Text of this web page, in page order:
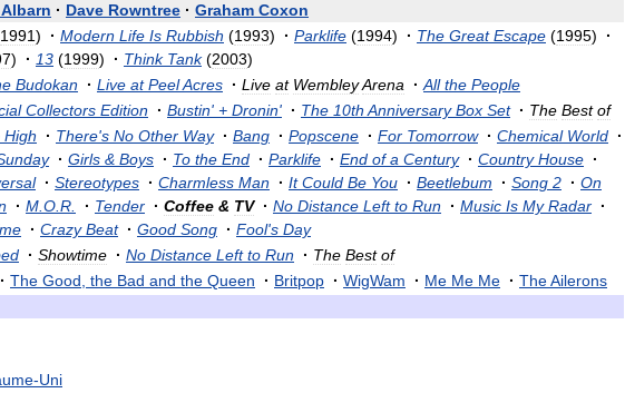
Albarn · Dave Rowntree · Graham Coxon
1991) · Modern Life Is Rubbish (1993) · Parklife (1994) · The Great Escape (1995) ·
) · 13 (1999) · Think Tank(2003)
Budokan · Live at PeelAcres · Live at WembleyArena · All the People
Collectors Edition · Bustin' + Dronin' · The 10th Anniversary Box Set · The Best of
High · There's No Other Way · Bang · Popscene · For Tomorrow · Chemical World ·
· Girls & Boys · To the End · Parklife · End of a Century · Country House ·
· Stereotypes · Charmless Man · It Could Be You · Beetlebum · Song 2 · On
· M.O.R. · Tender · Coffee & TV · No Distance Left to Run · Music Is My Radar ·
· Crazy Beat · Good Song · Fool's Day
· Showtime · No Distance Left to Run · The Best of
· The Good, the Bad and the Queen · Britpop · WigWam · Me Me Me · TheAilerons
-Uni